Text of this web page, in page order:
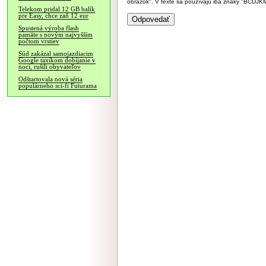
Telekom pridal 12 GB balík
pre Easy, chce zaň 12 eur
Spustená výroba flash
pamäte s novým najvyšším
počtom vrstiev
Súd zakázal samojazdiacim
Google taxíkom dobíjanie v
noci, rušili obyvateľov
Odštartovala nová séria
populárneho sci-fi Futurama
obrázok". V texte sa používajú iba znaky